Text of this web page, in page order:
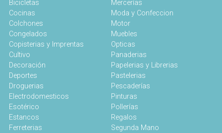
Bicicletas
Cocinas
Colchones
Congelados
Copisterias y Imprentas
Cultivo
Decoración
Deportes
Droguerias
Electrodomesticos
Esotérico
Estancos
Ferreterias
Mercerías
Moda y Confeccion
Motor
Muebles
Opticas
Panaderias
Papelerias y Librerias
Pastelerias
Pescaderías
Pinturas
Pollerías
Regalos
Segunda Mano